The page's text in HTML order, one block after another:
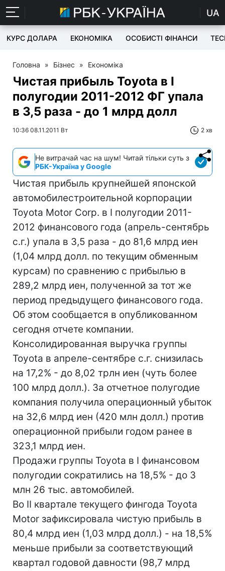
UA
КУРС ДОЛАРА ЕКОНОМІКА ОСОБИСТІ ФІНАНСИ
Головна » Бізнес » Економіка
Чистая прибыль Toyota в I
полугодии 2011-2012 ФГ упала
в 3,5 раза - до 1 млрд долл
10:36 08.11.2011 Вт 2 хв
Не витрачай час на шум! Читай тільки суть з
РБК-Україна у Google
Чистая прибыль крупнейшей японской
автомобилестроительной корпорации
Toyota Motor Corp. в I полугодии 2011-
2012 финансового года (апрель-сентябрь
с.г.) упала в 3,5 раза - до 81,6 млрд иен
(1,04 млрд долл. по текущим обменным
курсам) по сравнению с прибылью в
289,2 млрд иен, полученной за тот же
период предыдущего финансового года.
Об этом сообщается в опубликованном
сегодня отчете компании.
Консолидированная выручка группы
Toyota в апреле-сентябре с.г. снизилась
на 17,2% - до 8,02 трлн иен (чуть более
100 млрд долл.). За отчетное полугодие
компания получила операционный убыток
на 32,6 млрд иен (420 млн долл.) против
операционной прибыли годом ранее в
323,1 млрд иен.
Продажи группы Toyota в I финансовом
полугодии сократились на 18,5% - до 3
млн 26 тыс. автомобилей.
Во II квартале текущего фингода Toyota
Motor зафиксировала чистую прибыль в
80,4 млрд иен (1,03 млрд долл.) - на 18,5%
меньше прибыли за соответствующий
квартал годовой давности (98,7 млрд